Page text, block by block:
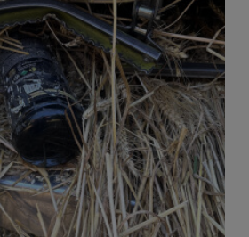
door lachgasfles.
ontploffen"
had moeten worden, eindigde met
een sinistere aanwijzing voor
die graan binnenhaalde in het